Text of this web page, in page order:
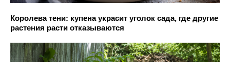
Королева тени: купена украсит уголок сада, где другие
растения расти отказываются